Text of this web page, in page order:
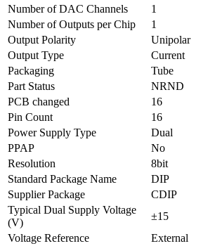
Number of DAC Channels
1
Number of Outputs per Chip
1
Output Polarity
Unipolar
Output Type
Current
Packaging
Tube
Part Status
NRND
PCB changed
16
Pin Count
16
Power Supply Type
Dual
PPAP
No
Resolution
8bit
Standard Package Name
DIP
Supplier Package
CDIP
Typical Dual Supply Voltage
(V)
±15
Voltage Reference
External